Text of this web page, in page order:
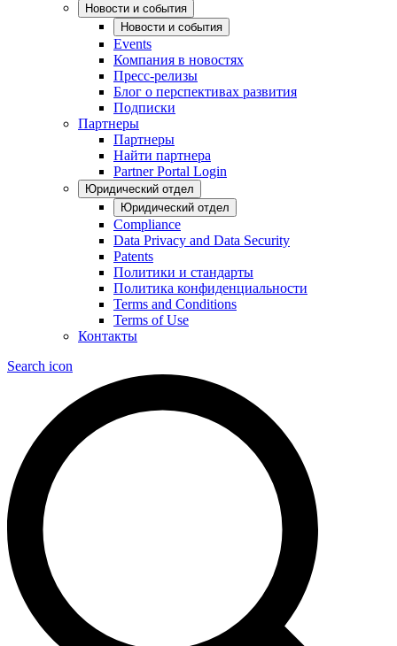
Новости и события
Новости и события
Events
Компания в новостях
Пресс-релизы
Блог о перспективах развития
Подписки
Партнеры
Партнеры
Найти партнера
Partner Portal Login
Юридический отдел
Юридический отдел
Compliance
Data Privacy and Data Security
Patents
Политики и стандарты
Политика конфиденциальности
Terms and Conditions
Terms of Use
Контакты
Search icon